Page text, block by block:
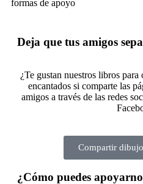
formas de apoyo
Deja que tus amigos
¿Te gustan nuestros libros
encantados si comparte las
amigos a través de las redes
Compartir
¿Cómo puedes